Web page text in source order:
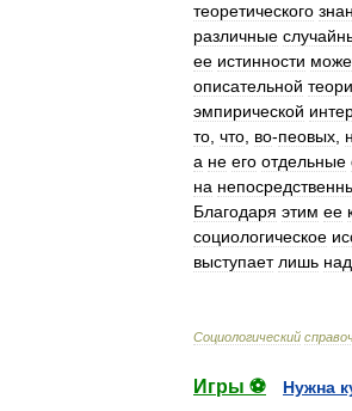
теоретического
различные
ее истинности
описательной
эмпирической
то что во-пеовых
а не его отдельные
на
Благодаря этим ее
социологическое
выступает лишь
Социологический
Игры ⚽
Нужна